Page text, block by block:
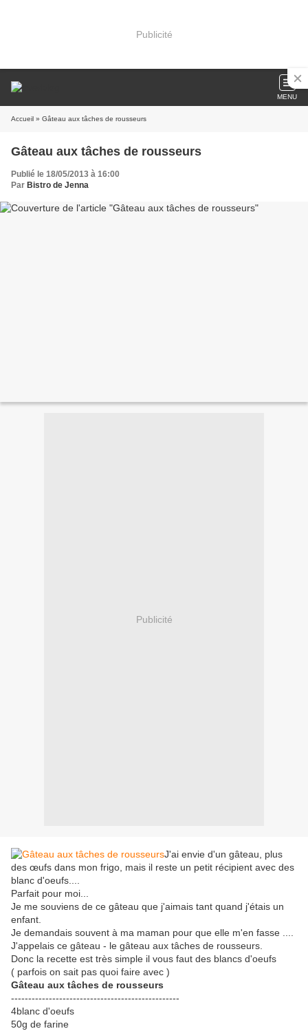
Publicité
MENU
Accueil » Gâteau aux tâches de rousseurs
Gâteau aux tâches de rousseurs
Publié le 18/05/2013 à 16:00
Par Bistro de Jenna
Publicité
J'ai envie d'un gâteau, plus
des œufs dans mon frigo, mais il reste un petit récipient avec des
blanc d'oeufs....
Parfait pour moi...
Je me souviens de ce gâteau que j'aimais tant quand j'étais un
enfant.
Je demandais souvent à ma maman pour que elle m'en fasse ....
J'appelais ce gâteau - le gâteau aux tâches de rousseurs.
Donc la recette est très simple il vous faut des blancs d'oeufs
( parfois on sait pas quoi faire avec )
Gâteau aux tâches de rousseurs
-------------------------------------------------
4blanc d'oeufs
50g de farine